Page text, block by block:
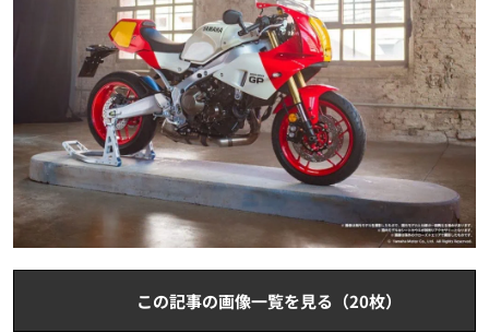
この記事の画像一覧を見る（20枚）